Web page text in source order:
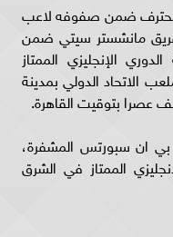
ضمن صفوفه لاعب
مانشستر سيتي ضمن
الإنجليزي الممتاز
السبت 25 / 11 على ملعب الاتحاد الدولي بمدينة
عصرا بتوقيت القاهرة.
بي ان سبورتس المشفرة،
الممتاز في الشرق